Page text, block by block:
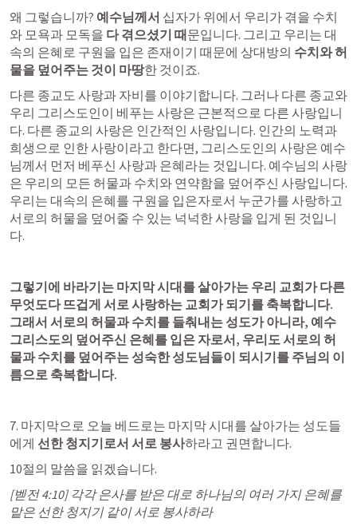
왜 그렇습니까? 예수님께서 십자가 위에서 우리가 겪을 수치
와 모욕과 모독을 다 겪으셨기 때문입니다. 그리고 우리는 대
속의 은혜로 구원을 입은 존재이기 때문에 상대방의 수치와 허
물을 덮어주는 것이 마땅한 것이죠.
다른 종교도 사랑과 자비를 이야기합니다. 그러나 다른 종교와
우리 그리스도인이 베푸는 사랑은 근본적으로 다른 사랑입니
다. 다른 종교의 사랑은 인간적인 사랑입니다. 인간의 노력과
희생으로 인한 사랑이라고 한다면, 그리스도인의 사랑은 예수
님께서 먼저 베푸신 사랑과 은혜라는 것입니다. 예수님의 사랑
은 우리의 모든 허물과 수치와 연약함을 덮어주신 사랑입니다.
우리는 대속의 은혜를 구원을 입은자로서 누군가를 사랑하고
서로의 허물을 덮어줄 수 있는 넉넉한 사랑을 입게 된 것입니
다.
그렇기에 바라기는 마지막 시대를 살아가는 우리 교회가 다른
무엇도다 뜨겁게 서로 사랑하는 교회가 되기를 축복합니다.
그래서 서로의 허물과 수치를 들춰내는 성도가 아니라, 예수
그리스도의 덮어주신 은혜를 입은 자로서, 우리도 서로의 허
물과 수치를 덮어주는 성숙한 성도님들이 되시기를 주님의 이
름으로 축복합니다.
7. 마지막으로 오늘 베드로는 마지막 시대를 살아가는 성도들
에게 선한 청지기로서 서로 봉사하라고 권면합니다.
10절의 말씀을 읽겠습니다.
[벧전 4:10] 각각 은사를 받은 대로 하나님의 여러 가지 은혜를
맡은 선한 청지기 같이 서로 봉사하라